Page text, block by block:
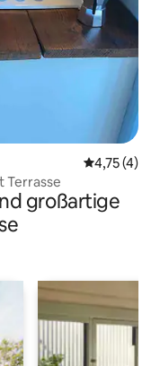
4,75 (4)
Terrasse
großartige